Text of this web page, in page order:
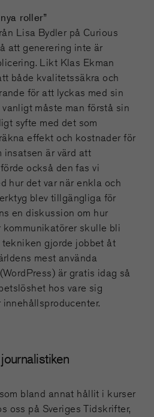
roller”
Lisa Bydler på Curious
att generering inte är
Likt Klas Ekman
både kvalitetssäkra och
för att lyckas med sin
måste man förstå sin
syfte med det som
effekt och kostnader för
insatsen är värd att
också den fas vi
hur det var när enkla och
blev tillgängliga för
en diskussion om hur
kommunikatörer skulle bli
gjorde jobbet åt
mest använda
är gratis idag så
hos vare sig
som bland annat hållit i kurser
oss på Sveriges Tidskrifter,